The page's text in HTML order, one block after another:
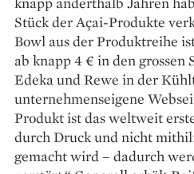
Stück der Açai-Produkte
Bowl aus der Produktreihe
ab knapp 4 € in den grossen
Edeka und Rewe in der
unternehmenseigene
Produkt ist das weltweit
durch Druck und nicht
gemacht wird – dadurch